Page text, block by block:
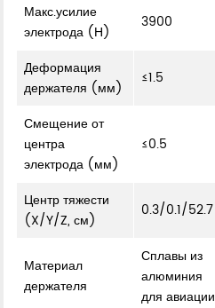
Макс.усилие
электрода (Н)
3900
Деформация
держателя (мм)
≤1.5
Смещение от
центра
электрода (мм)
≤0.5
Центр тяжести
(X/Y/Z, см)
0.3/0.1/52.7
Материал
держателя
Сплавы из
алюминия
для авиации